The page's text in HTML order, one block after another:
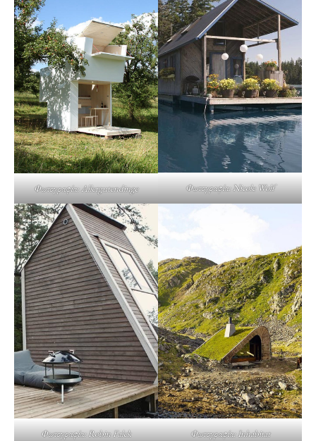
Φωτογραφία: Allergutendinge Φωτογραφία: Nicole Wolf
Φωτογραφία: Robin Falck Φωτογραφία: Inhabitat